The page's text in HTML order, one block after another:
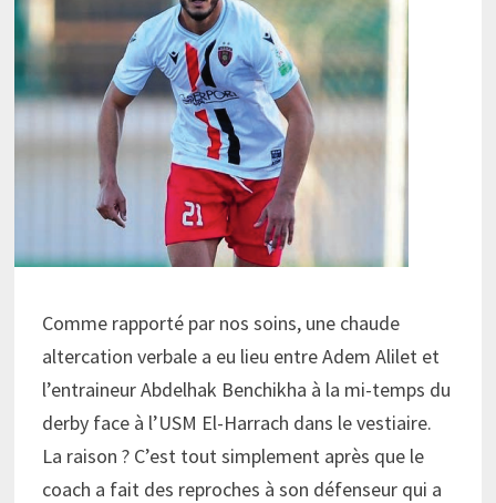
Comme rapporté par nos soins, une chaude
altercation verbale a eu lieu entre Adem Alilet et
l’entraineur Abdelhak Benchikha à la mi-temps du
derby face à l’USM El-Harrach dans le vestiaire.
La raison ? C’est tout simplement après que le
coach a fait des reproches à son défenseur qui a